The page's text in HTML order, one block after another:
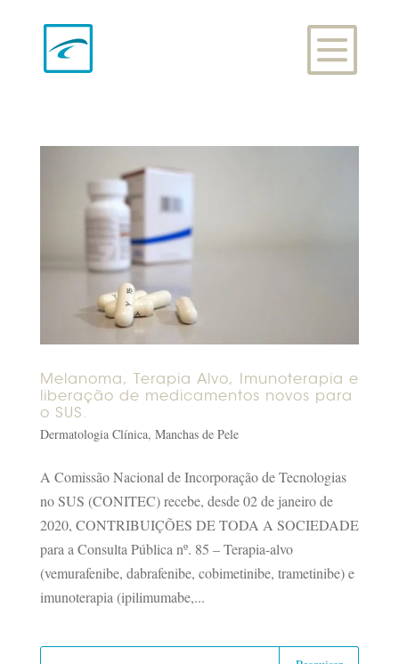
Melanoma, Terapia Alvo, Imunoterapia e
liberação de medicamentos novos para
o SUS.
Dermatologia Clínica, Manchas de Pele
A Comissão Nacional de Incorporação de Tecnologias
no SUS (CONITEC) recebe, desde 02 de janeiro de
2020, CONTRIBUIÇÕES DE TODA A SOCIEDADE
para a Consulta Pública nº. 85 – Terapia-alvo
(vemurafenibe, dabrafenibe, cobimetinibe, trametinibe) e
imunoterapia (ipilimumabe,...